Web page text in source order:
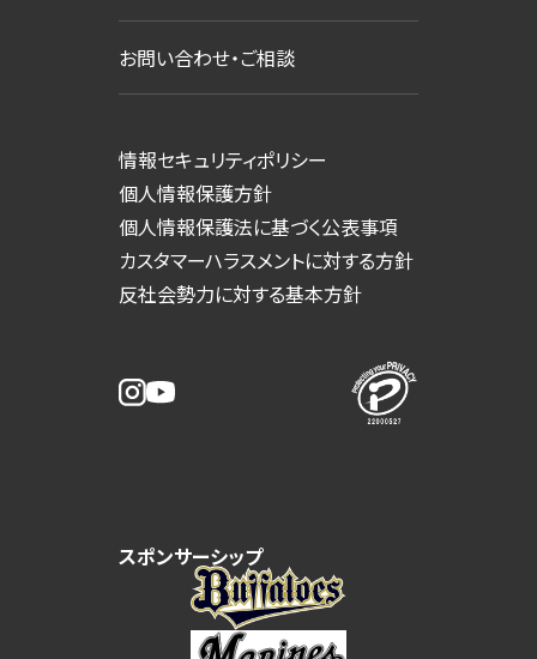
お問い合わせ・ご相談
情報セキュリティポリシー
個人情報保護方針
個人情報保護法に基づく公表事項
カスタマーハラスメントに対する方針
反社会勢力に対する基本方針
スポンサーシップ